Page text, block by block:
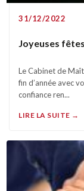
31/12/2022
Joyeuses
Le Cabinet de
fin d’année avec
confiance ren...
LIRE LA SUITE →